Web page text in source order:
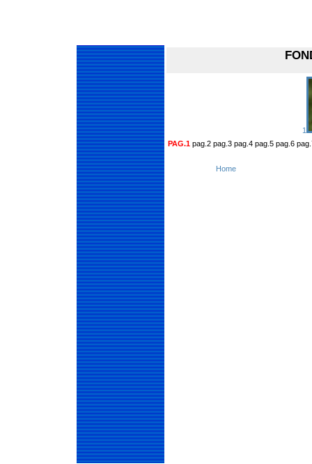
1
PAG.1 pag.2 pag.3 pag.4 pag.5 pag.6
Home